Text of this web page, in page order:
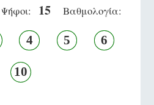
Ψήφοι: 15 Βαθμολογία:
4 5 6
10